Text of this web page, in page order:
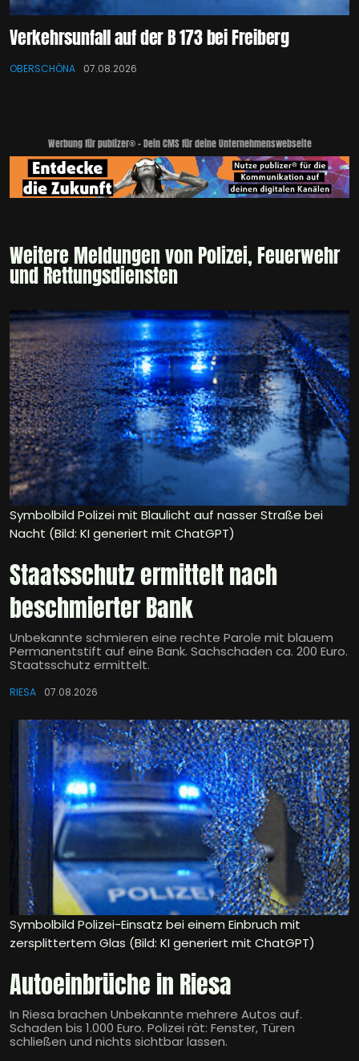
Verkehrsunfall auf der B 173 bei Freiberg
OBERSCHÖNA 07.08.2026
Werbung für publizer® - Dein CMS für deine Unternehmenswebseite
Weitere Meldungen von Polizei, Feuerwehr
und Rettungsdiensten
Symbolbild Polizei mit Blaulicht auf nasser Straße bei
Nacht (Bild: KI generiert mit ChatGPT)
Staatsschutz ermittelt nach
beschmierter Bank
Unbekannte schmieren eine rechte Parole mit blauem
Permanentstift auf eine Bank. Sachschaden ca. 200 Euro.
Staatsschutz ermittelt.
RIESA 07.08.2026
Symbolbild Polizei-Einsatz bei einem Einbruch mit
zersplittertem Glas (Bild: KI generiert mit ChatGPT)
Autoeinbrüche in Riesa
In Riesa brachen Unbekannte mehrere Autos auf.
Schaden bis 1.000 Euro. Polizei rät: Fenster, Türen
schließen und nichts sichtbar lassen.